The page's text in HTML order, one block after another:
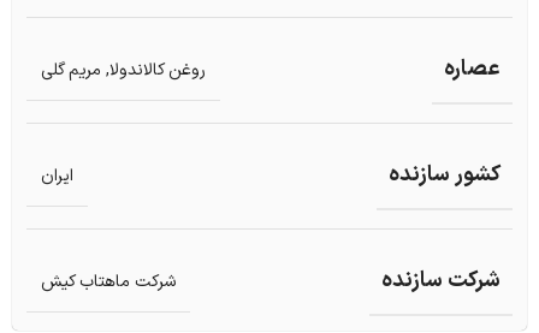
عصاره روغن کالاندولا, مریم گلی
کشور سازنده ایران
شرکت سازنده شرکت ماهتاب کیش